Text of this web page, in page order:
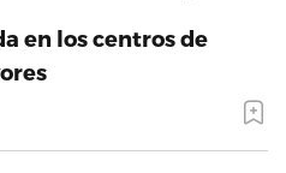
en los centros de